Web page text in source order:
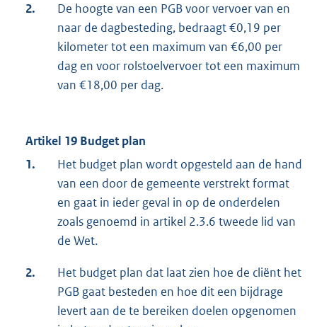
2.
De hoogte van een PGB voor vervoer van en
naar de dagbesteding, bedraagt €0,19 per
kilometer tot een maximum van €6,00 per
dag en voor rolstoelvervoer tot een maximum
van €18,00 per dag.
Artikel 19 Budget plan
1.
Het budget plan wordt opgesteld aan de hand
van een door de gemeente verstrekt format
en gaat in ieder geval in op de onderdelen
zoals genoemd in artikel 2.3.6 tweede lid van
de Wet.
2.
Het budget plan dat laat zien hoe de cliënt het
PGB gaat besteden en hoe dit een bijdrage
levert aan de te bereiken doelen opgenomen